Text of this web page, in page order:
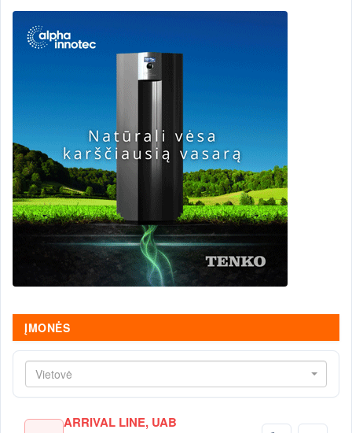
ĮMONĖS
Vietovė
ARRIVAL LINE, UAB